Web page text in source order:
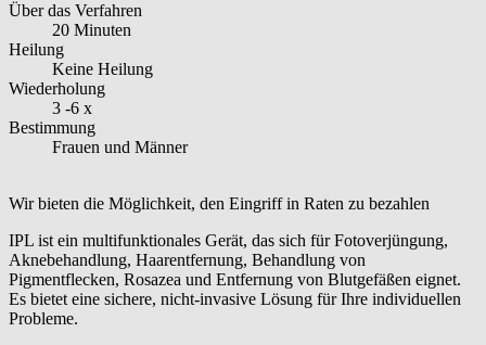
Über das Verfahren
20 Minuten
Heilung
Keine Heilung
Wiederholung
3 -6 x
Bestimmung
Frauen und Männer
Wir bieten die Möglichkeit, den Eingriff in Raten zu bezahlen
IPL ist ein multifunktionales Gerät, das sich für Fotoverjüngung,
Aknebehandlung, Haarentfernung, Behandlung von
Pigmentflecken, Rosazea und Entfernung von Blutgefäßen eignet.
Es bietet eine sichere, nicht-invasive Lösung für Ihre individuellen
Probleme.